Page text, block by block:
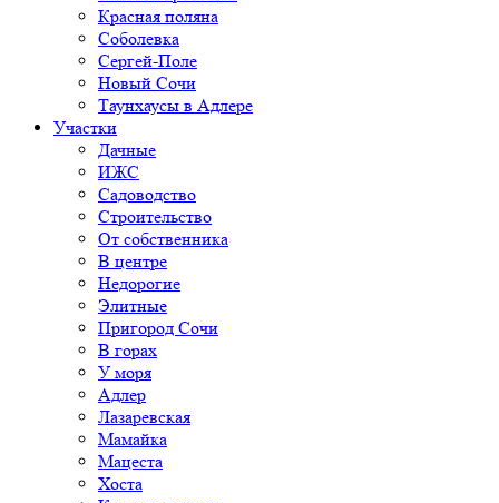
Красная поляна
Соболевка
Сергей-Поле
Новый Сочи
Таунхаусы в Адлере
Участки
Дачные
ИЖС
Садоводство
Строительство
От собственника
В центре
Недорогие
Элитные
Пригород Сочи
В горах
У моря
Адлер
Лазаревская
Мамайка
Мацеста
Хоста